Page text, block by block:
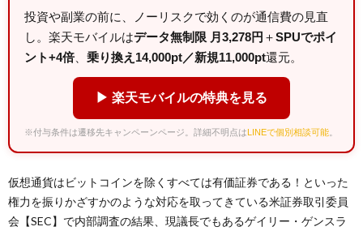
投資や副業の前に、ノーリスクで効くのが通信費の見直
し。楽天モバイルはデータ無制限 月3,278円 ＋SPUでポイ
ント+4倍
乗り換え14,000pt／新規11,000pt還元。
▶ 楽天モバイルの特典を見る
※付与条件は遷移先キャンペーンページ。詳細不明点はLINEで個別相談可能
仮想通貨はビットコインを除くすべては有価証券である！といった
権力を振りかざすかのような対応を取ってきている米証券取引委員
会【SEC】で内部調査の結果、現議長でもあるゲイリー・ゲンスラ